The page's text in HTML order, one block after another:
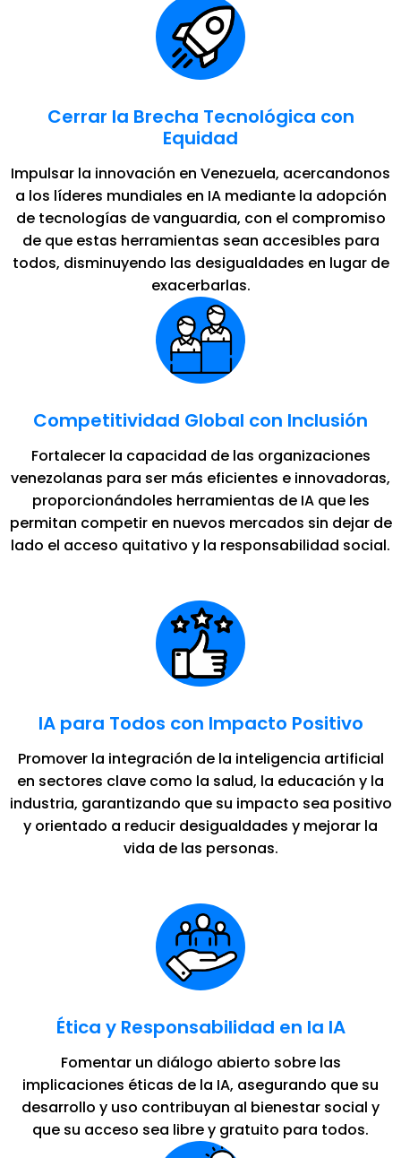
Cerrar la Brecha Tecnológica con
Equidad
Impulsar la innovación en Venezuela, acercandonos
a los líderes mundiales en IA mediante la adopción
de tecnologías de vanguardia, con el compromiso
de que estas herramientas sean accesibles para
todos, disminuyendo las desigualdades en lugar de
exacerbarlas.
Competitividad Global con Inclusión
Fortalecer la capacidad de las organizaciones
venezolanas para ser más eficientes e innovadoras,
proporcionándoles herramientas de IA que les
permitan competir en nuevos mercados sin dejar de
lado el acceso quitativo y la responsabilidad social.
IA para Todos con Impacto Positivo
Promover la integración de la inteligencia artificial
en sectores clave como la salud, la educación y la
industria, garantizando que su impacto sea positivo
y orientado a reducir desigualdades y mejorar la
vida de las personas.
Ética y Responsabilidad en la IA
Fomentar un diálogo abierto sobre las
implicaciones éticas de la IA, asegurando que su
desarrollo y uso contribuyan al bienestar social y
que su acceso sea libre y gratuito para todos.